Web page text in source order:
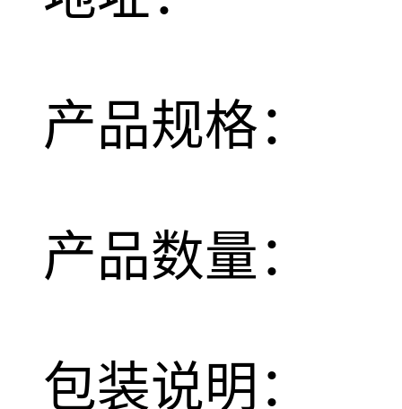
产品规格：
产品数量：
包装说明：